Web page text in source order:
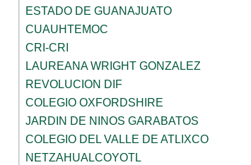
ESTADO DE GUANAJUATO
CUAUHTEMOC
CRI-CRI
LAUREANA WRIGHT GONZALEZ
REVOLUCION DIF
COLEGIO OXFORDSHIRE
JARDIN DE NINOS GARABATOS
COLEGIO DEL VALLE DE ATLIXCO
NETZAHUALCOYOTL